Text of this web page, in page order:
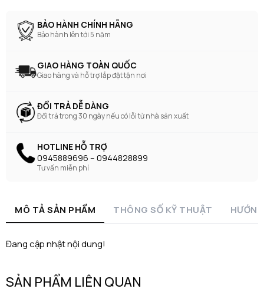
BẢO HÀNH CHÍNH HÃNG
Bảo hành lên tới 5 năm
GIAO HÀNG TOÀN QUỐC
Giao hàng và hỗ trợ lắp đặt tận nơi
ĐỔI TRẢ DỄ DÀNG
Đổi trả trong 30 ngày nếu có lỗi từ nhà sản xuất
HOTLINE HỖ TRỢ
0945889696 -- 0944828899
Tư vấn miễn phí
MÔ TẢ SẢN PHẨM THÔNG SỐ KỸ THUẬT
Đang cập nhật nội dung!
SẢN PHẨM LIÊN QUAN